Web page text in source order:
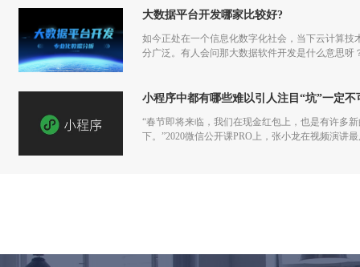
大数据平台开发哪家比较好?
如今正处在一个信息化数字化社会，当下云计算
分广泛。有人会问那大数据软件开发是什么意思呀
小程序中都有哪些难以引人注目“坑”一定不
“春节即将来临，我们在现金红包上，也是有许多
下。”2020微信公开课PRO上，张小龙在视频演讲